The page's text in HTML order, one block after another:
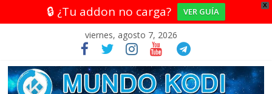
X
🔒 ¿Tu addon no carga? VER GUÍA
viernes, agosto 7, 2026